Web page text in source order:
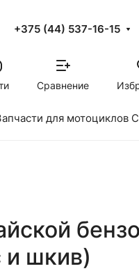
+375 (44) 537-16-15
Сравнение
для мотоциклов
и шкив)